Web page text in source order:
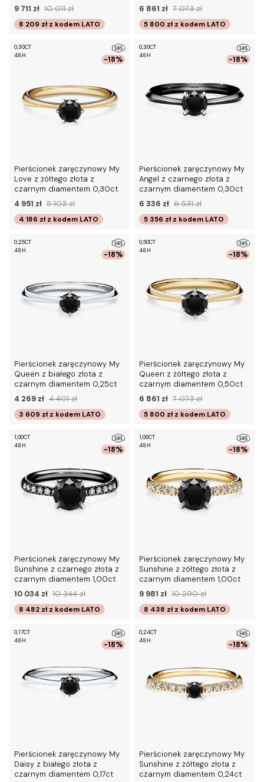
9 711 zł 10 011 zł
8 209 zł z kodem LATO
6 861 zł 7 073 zł
5 800 zł z kodem LATO
-18%
0,30CT
48H
Pierścionek zaręczynowy My
Love z żółtego złota z
czarnym diamentem 0,30ct
4 951 zł 5 103 zł
4 186 zł z kodem LATO
-18%
0,30CT
48H
Pierścionek zaręczynowy My
Angel z czarnego złota z
czarnym diamentem 0,30ct
6 336 zł 6 531 zł
5 356 zł z kodem LATO
-18%
0,25CT
48H
Pierścionek zaręczynowy My
Queen z białego złota z
czarnym diamentem 0,25ct
4 269 zł 4 401 zł
3 609 zł z kodem LATO
-18%
0,50CT
48H
Pierścionek zaręczynowy My
Queen z żółtego złota z
czarnym diamentem 0,50ct
6 861 zł 7 073 zł
5 800 zł z kodem LATO
-18%
1,00CT
48H
Pierścionek zaręczynowy My
Sunshine z czarnego złota z
czarnym diamentem 1,00ct
10 034 zł 10 344 zł
8 482 zł z kodem LATO
-18%
1,00CT
48H
Pierścionek zaręczynowy My
Sunshine z żółtego złota z
czarnym diamentem 1,00ct
9 981 zł 10 290 zł
8 438 zł z kodem LATO
-18%
0,17CT
48H
Pierścionek zaręczynowy My
Daisy z białego złota z
czarnym diamentem 0,17ct
-18%
0,24CT
48H
Pierścionek zaręczynowy My
Sunshine z żółtego złota z
czarnym diamentem 0,24ct